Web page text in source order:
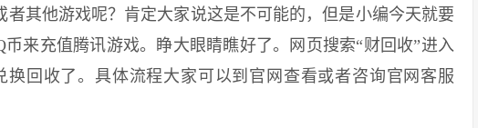
其他游戏呢？肯定大家说这是不可能的，但是小编今天就要
来充值腾讯游戏。睁大眼睛瞧好了。网页搜索“财回收”进入
换回收了。具体流程大家可以到官网查看或者咨询官网客服